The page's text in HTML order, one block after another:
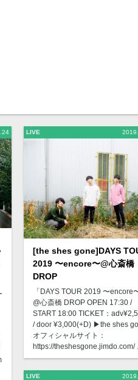
LIVE
[the shes gone]DAYS
2019 〜encore〜@心斎橋
DROP
「DAYS TOUR 2019 〜encore
@心斎橋 DROP OPEN 17:30 /
START 18:00 TICKET：
/ door ¥3,000(+D) ▶︎the shes
オフィシャルサイト：
https://theshesgone.jimdo.com/
LIVE